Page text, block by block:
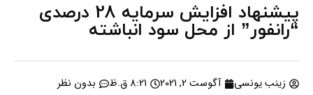
پیشنهاد افزایش سرمایه 28 درصدی
“رانفور” از محل سود انباشته
زینب یونسی آگوست 2, 2021 8:21 ق.ظ بدون نظر